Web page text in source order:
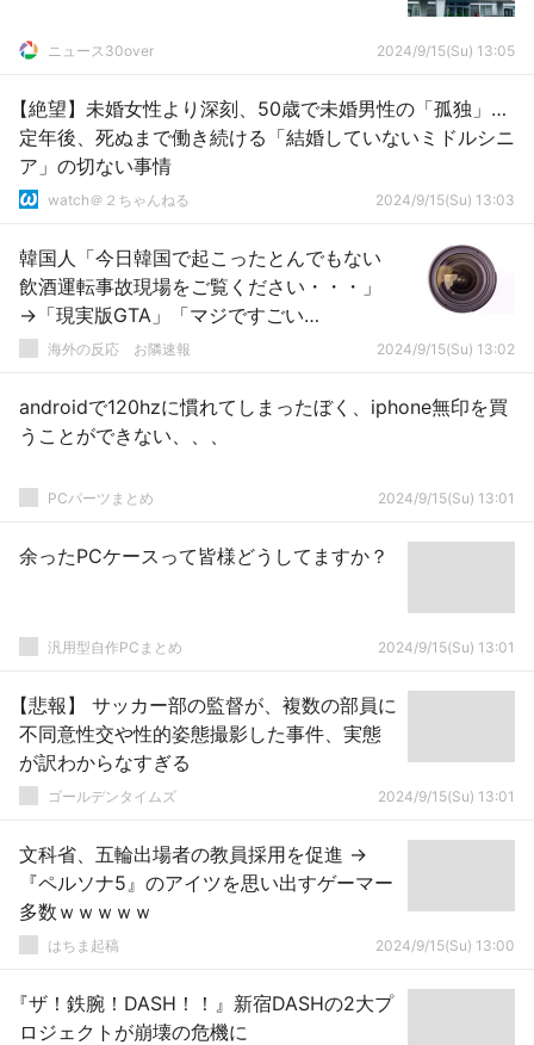
ニュース30over 2024/9/15(Su) 13:05
【絶望】未婚女性より深刻、50歳で未婚男性の「孤独」…
定年後、死ぬまで働き続ける「結婚していないミドルシニ
ア」の切ない事情
watch＠２ちゃんねる 2024/9/15(Su) 13:03
韓国人「今日韓国で起こったとんでもない
飲酒運転事故現場をご覧ください・・・」
→「現実版GTA」「マジですごい
ね・・・」「もう安全なところがない
海外の反応 お隣速報 2024/9/15(Su) 13:02
androidで120hzに慣れてしまったぼく、iphone無印を買
うことができない、、、
PCパーツまとめ 2024/9/15(Su) 13:01
余ったPCケースって皆様どうしてますか？
汎用型自作PCまとめ 2024/9/15(Su) 13:01
【悲報】 サッカー部の監督が、複数の部員に
不同意性交や性的姿態撮影した事件、実態
が訳わからなすぎる
ゴールデンタイムズ 2024/9/15(Su) 13:01
文科省、五輪出場者の教員採用を促進 →
『ペルソナ5』のアイツを思い出すゲーマー
多数ｗｗｗｗｗ
はちま起稿 2024/9/15(Su) 13:00
『ザ！鉄腕！DASH！！』新宿DASHの2大プ
ロジェクトが崩壊の危機に